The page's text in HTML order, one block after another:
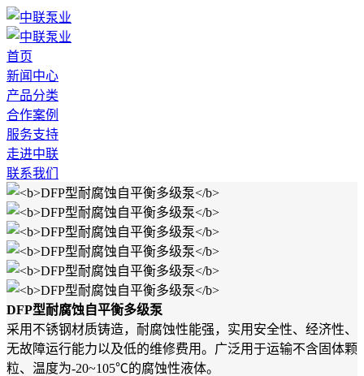
首页
新闻中心
产品分类
合作案例
服务支持
走进中联
联系我们
DFP型耐腐蚀自平衡多级泵
采用不锈钢材质铸造，耐腐蚀性能强，实用安全性、经济性、
无故障运行能力以及低的维修费用。广泛用于运输不含固体颗
粒、温度为-20~105℃的腐蚀性液体。